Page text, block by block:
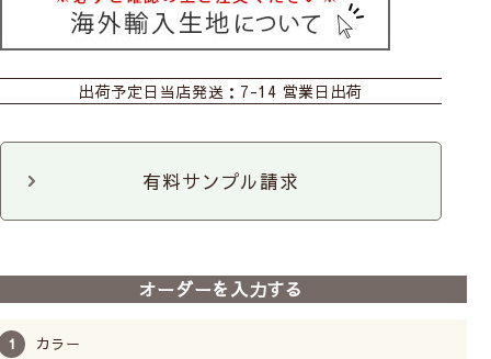
ロールスクリーン カフェ のれん
クッションカバー ファブリックパネル
ファブリックパネル
出荷予定日 当店発送：7-14 営業日出荷
有料サンプル請求
オーダーを入力する
カラー